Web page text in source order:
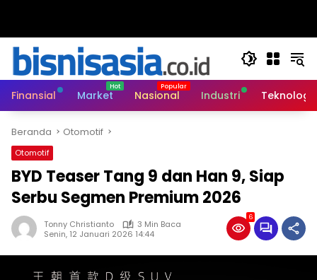
Finansial Market Nasional Industri Teknologi
Beranda Otomotif
Otomotif
BYD Teaser Tang 9 dan Han 9, Siap
Serbu Segmen Premium 2026
Tonny Christianto
3 Min Baca
Senin, 12 Januari 2026 14:44
6